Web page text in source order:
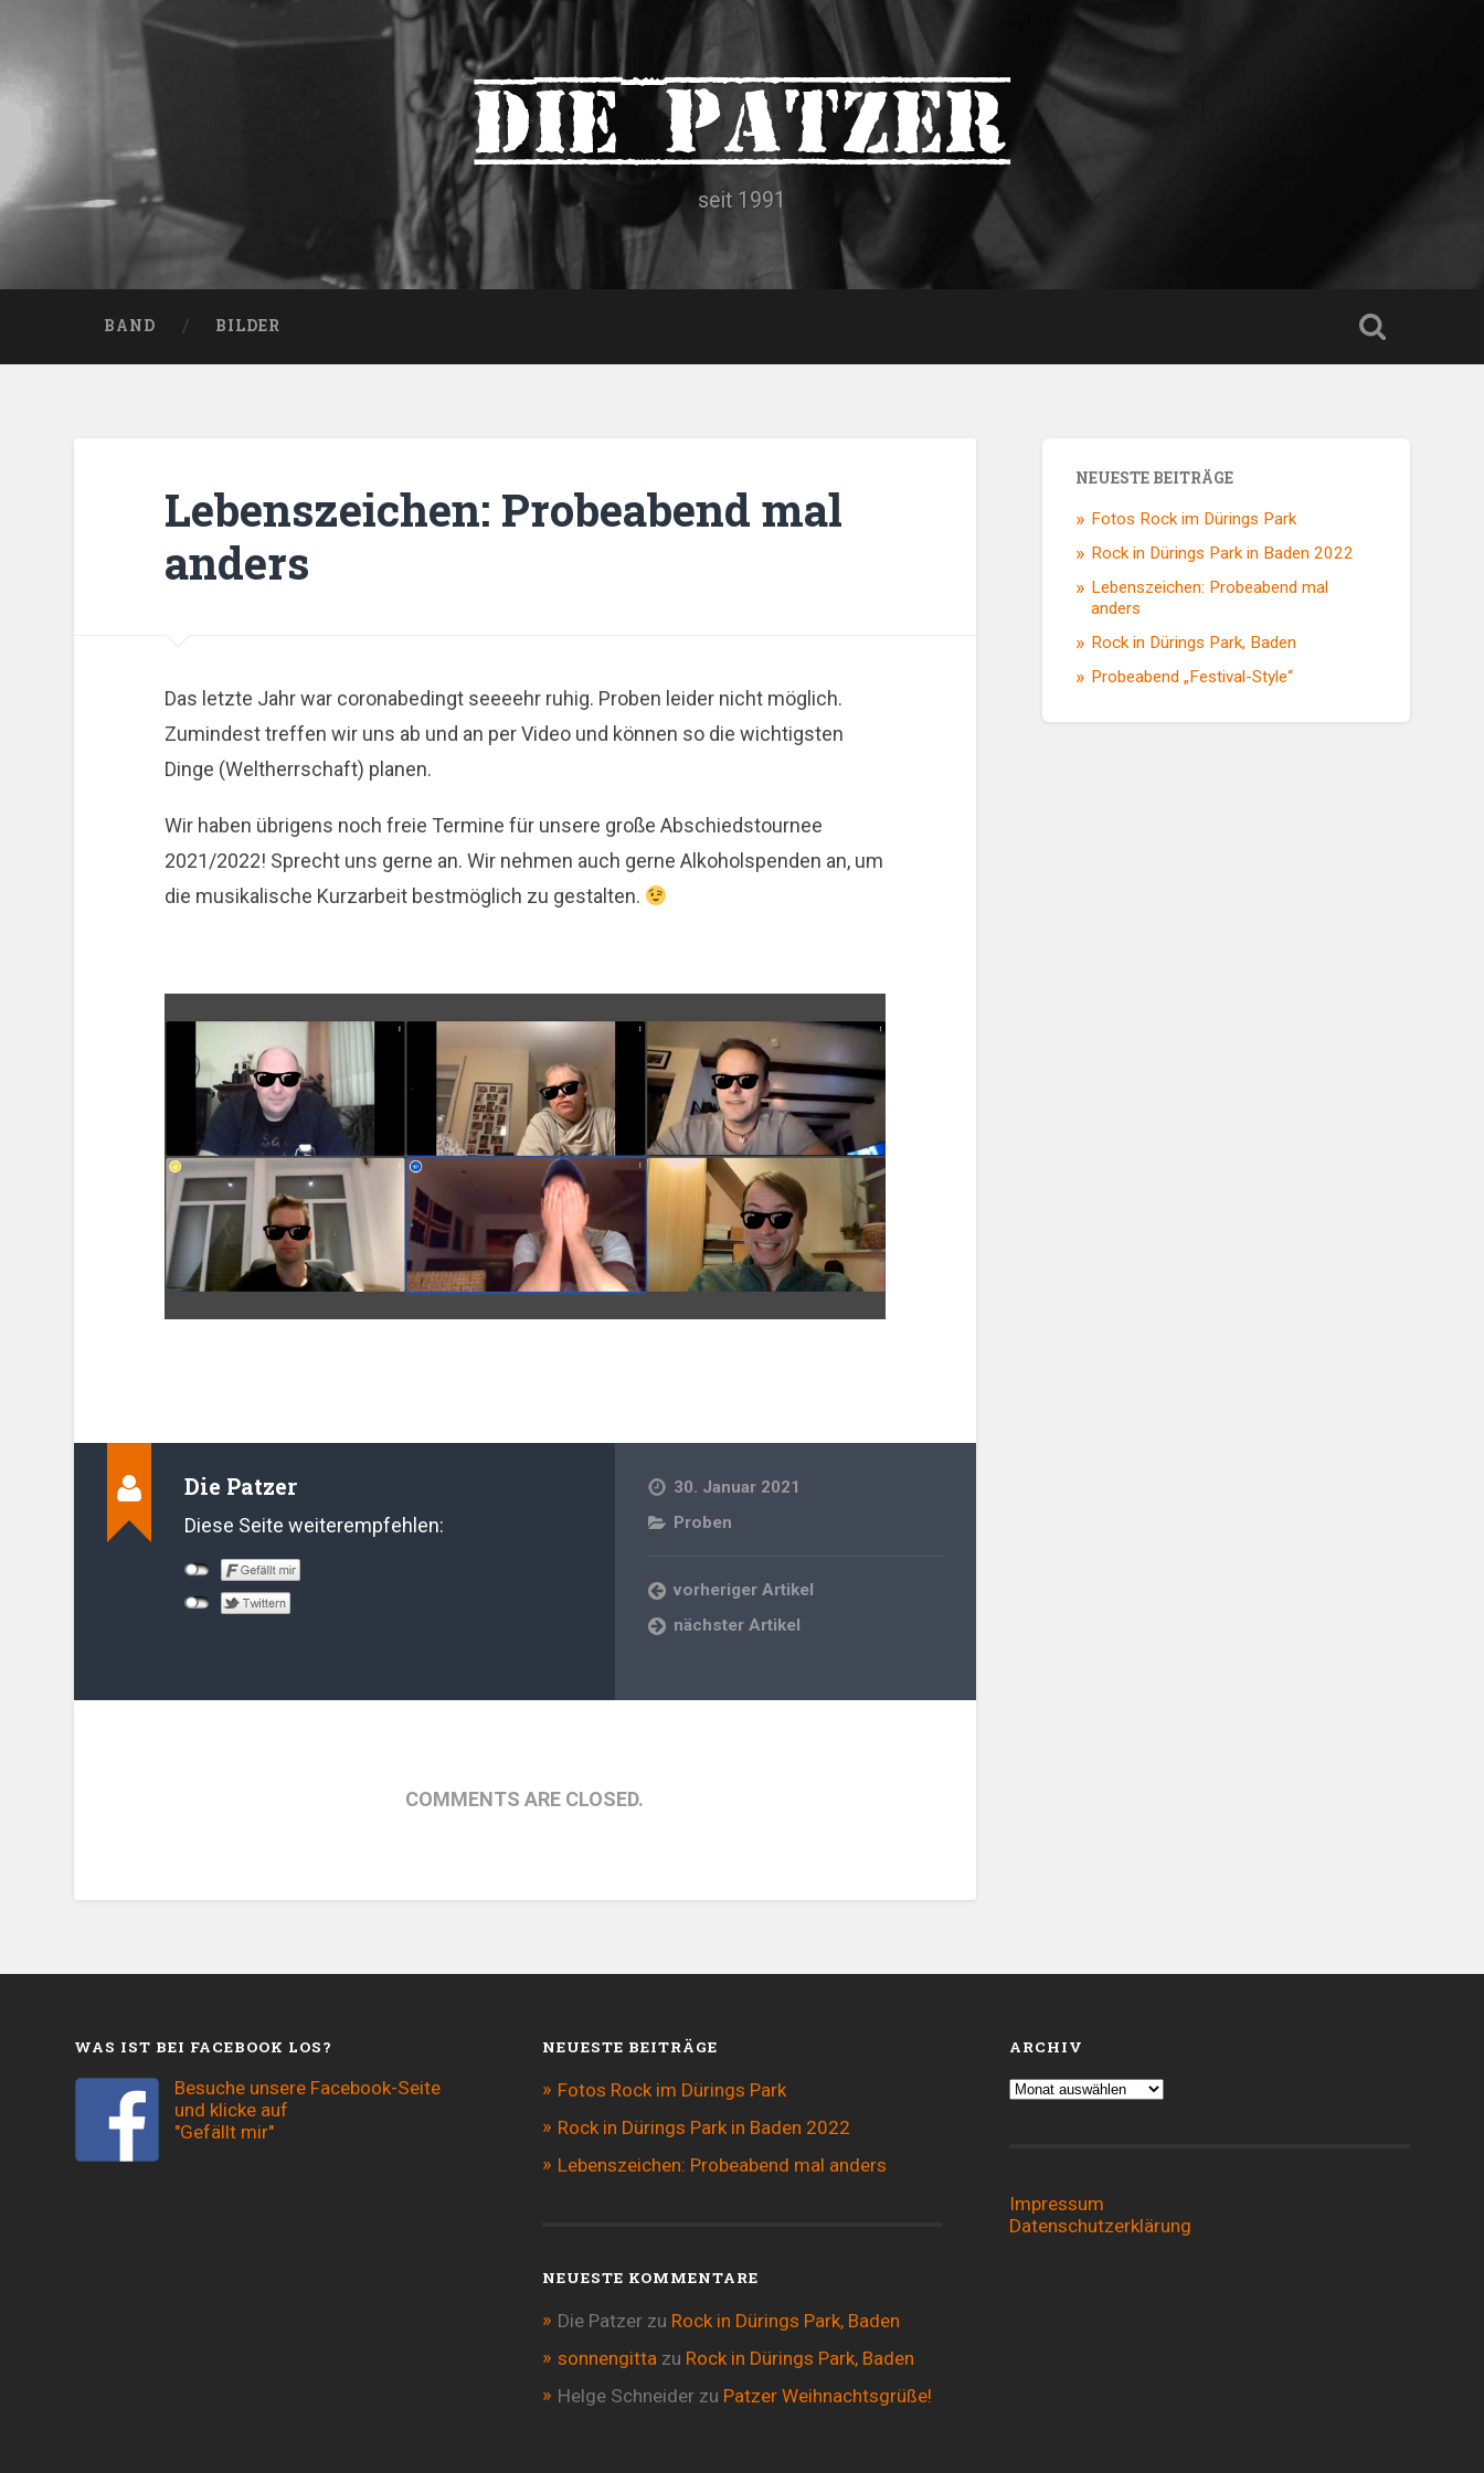
Die Patzer
seit 1991
BAND BILDER
Lebenszeichen: Probeabend mal
anders
Das letzte Jahr war coronabedingt seeeehr ruhig. Proben leider nicht möglich.
Zumindest treffen wir uns ab und an per Video und können so die wichtigsten
Dinge (Weltherrschaft) planen.
Wir haben übrigens noch freie Termine für unsere große Abschiedstournee
2021/2022! Sprecht uns gerne an. Wir nehmen auch gerne Alkoholspenden an, um
die musikalische Kurzarbeit bestmöglich zu gestalten.
Die Patzer
Diese Seite weiterempfehlen:
30. Januar 2021
Proben
vorheriger Artikel
nächster Artikel
COMMENTS ARE CLOSED.
NEUESTE BEITRÄGE
Fotos Rock im Dürings Park
Rock in Dürings Park in Baden 2022
Lebenszeichen: Probeabend mal
anders
Rock in Dürings Park, Baden
Probeabend „Festival-Style“
WAS IST BEI FACEBOOK LOS?
Besuche unsere Facebook-Seite
und klicke auf
"Gefällt mir"
NEUESTE BEITRÄGE
Fotos Rock im Dürings Park
Rock in Dürings Park in Baden 2022
Lebenszeichen: Probeabend mal anders
NEUESTE KOMMENTARE
Die Patzerzu Rock in Dürings Park, Baden
sonnengittazu Rock in Dürings Park, Baden
Helge Schneiderzu Patzer Weihnachtsgrüße!
ARCHIV
Archiv
Impressum
Datenschutzerklärung